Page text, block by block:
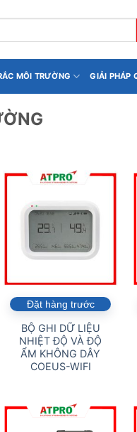
MÔI TRƯỜNG GIẢI PHÁP
Đặt hàng trước
BỘ GHI DỮ LIỆU
NHIỆT ĐỘ VÀ ĐỘ
ẨM KHÔNG DÂY
COEUS-WIFI